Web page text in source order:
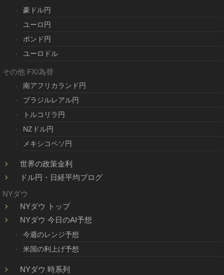
豪ドル円
ユーロ円
ポンド円
ユーロドル
その他 FX/為替
南アフリカランド円
ブラジルレアル円
トルコリラ円
NZドル円
メキシコペソ円
世界の政策金利
ドル円・日経平均ブログ
NYダウ
NYダウ トップ
NYダウ 今日のAI予想
今週のレンジ予想
米国の利上げ予想
NYダウ 時系列